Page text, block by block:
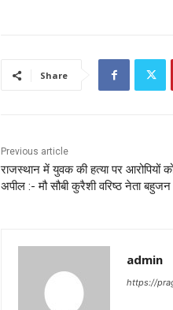
Share
Previous article
राजस्थान में युवक की हत्या पर आरोपियों
अपील :- मौ सौबी कुरैशी वरिष्ठ नेता बहुजन
admin
https://